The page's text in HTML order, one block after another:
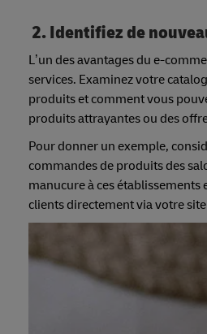
2. Identifiez de
L’un des avantages du e-
services. Examinez votre
produits et comment vous
produits attrayantes ou des
Pour donner un exemple,
commandes de produits des
manucure à ces
clients directement via votre